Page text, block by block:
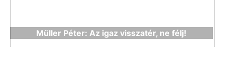
Müller Péter: Az igaz visszatér, ne félj!